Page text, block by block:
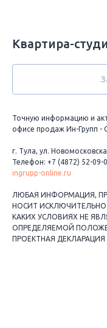
Квартира-
Точную информацию и
офисе продаж Ин-Групп -
г. Тула, ул.
Телефон: +7 (4872) 52-09-
ingrupp-online.ru
ЛЮБАЯ ИНФОРМАЦИЯ,
НОСИТ
КАКИХ УСЛОВИЯХ НЕ
ОПРЕДЕЛЯЕМОЙ
ПРОЕКТНАЯ